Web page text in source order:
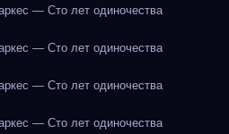
— Сто лет одиночества
— Сто лет одиночества
— Сто лет одиночества
— Сто лет одиночества